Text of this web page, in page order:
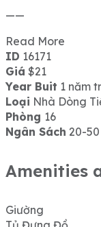
——
Read More
ID 16171
Giá $21
Year Buit 1 năm
Loại Nhà Dòng
Phòng 16
Ngân Sách 20-
Amenities
Giường